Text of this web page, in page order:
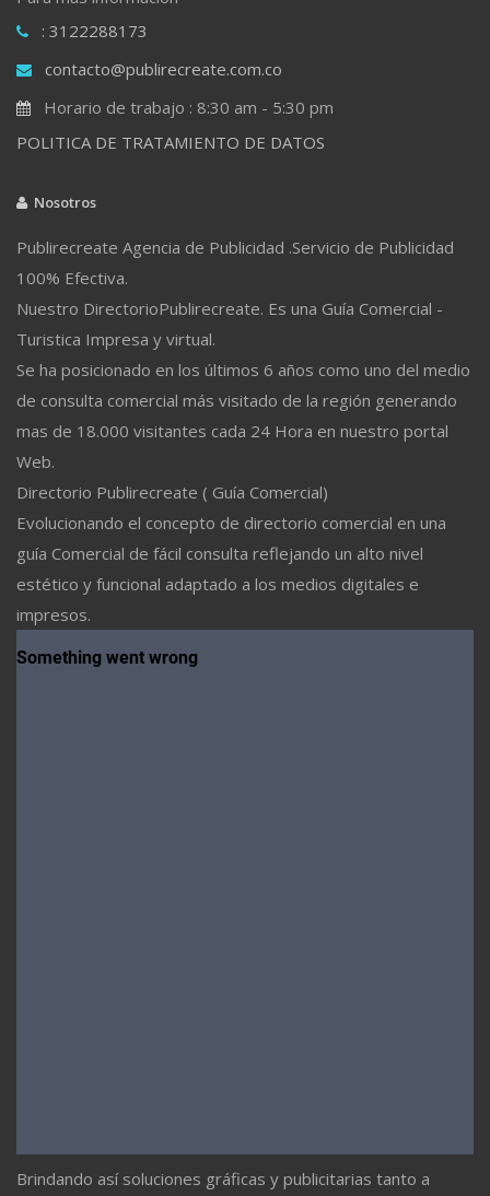
: 3122288173
contacto@publirecreate.com.co
Horario de trabajo : 8:30 am - 5:30 pm
POLITICA DE TRATAMIENTO DE DATOS
Nosotros
Publirecreate Agencia de Publicidad .Servicio de Publicidad
100% Efectiva.
Nuestro DirectorioPublirecreate. Es una Guía Comercial -
Turistica Impresa y virtual.
Se ha posicionado en los últimos 6 años como uno del medio
de consulta comercial más visitado de la región generando
mas de 18.000 visitantes cada 24 Hora en nuestro portal
Web.
Directorio Publirecreate ( Guía Comercial)
Evolucionando el concepto de directorio comercial en una
guía Comercial de fácil consulta reflejando un alto nivel
estético y funcional adaptado a los medios digitales e
impresos.
Brindando así soluciones gráficas y publicitarias tanto a